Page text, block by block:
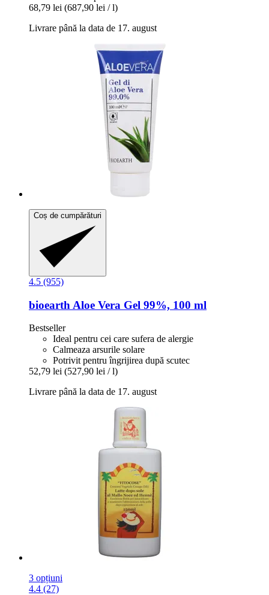
68,79 lei (687,90 lei / l)
Livrare până la data de 17. august
Coș de cumpărături
4.5 (955)
bioearth Aloe Vera Gel 99%, 100 ml
Bestseller
Ideal pentru cei care sufera de alergie
Calmeaza arsurile solare
Potrivit pentru îngrijirea după scutec
52,79 lei (527,90 lei / l)
Livrare până la data de 17. august
3 opțiuni
4.4 (27)